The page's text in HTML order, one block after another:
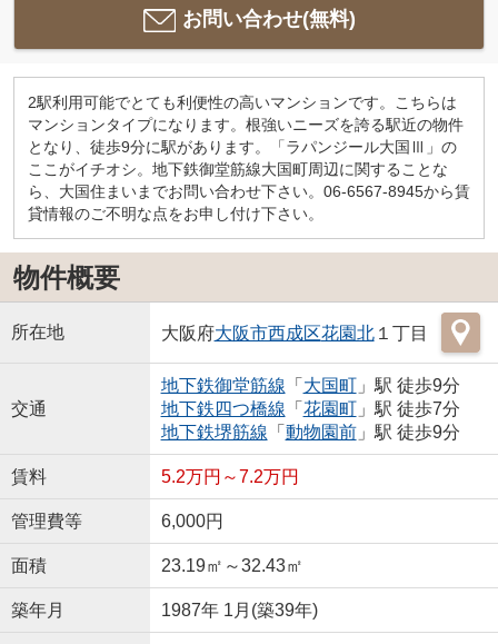
お問い合わせ(無料)
2駅利用可能でとても利便性の高いマンションです。こちらは
マンションタイプになります。根強いニーズを誇る駅近の物件
となり、徒歩9分に駅があります。「ラパンジール大国Ⅲ」の
ここがイチオシ。地下鉄御堂筋線大国町周辺に関することな
ら、大国住まいまでお問い合わせ下さい。06-6567-8945から賃
貸情報のご不明な点をお申し付け下さい。
物件概要
所在地 大阪府大阪市西成区花園北１丁目
交通
地下鉄御堂筋線 「 大国町」駅 徒歩9分
地下鉄四つ橋線 「 花園町」駅 徒歩7分
地下鉄堺筋線 「 動物園前」駅 徒歩9分
賃料 5.2万円～7.2万円
管理費等 6,000円
面積 23.19㎡～32.43㎡
築年月 1987年 1月(築39年)